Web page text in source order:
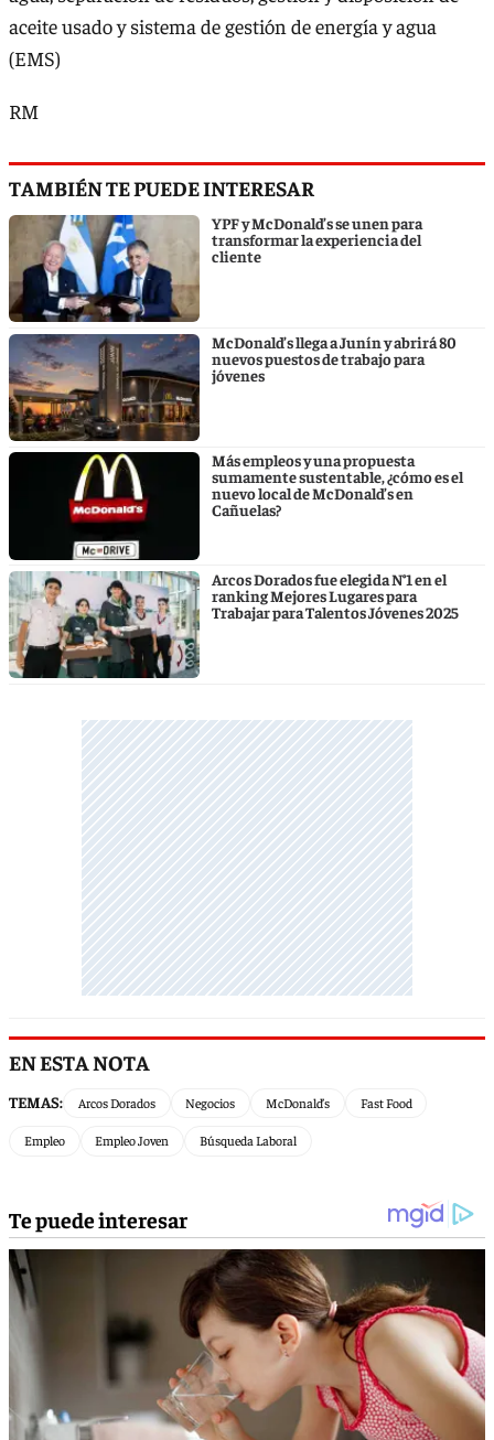
aceite usado y sistema de gestión de energía y agua
(EMS)
RM
TAMBIÉN TE PUEDE INTERESAR
YPF y McDonald’s se unen para
transformar la experiencia del
cliente
McDonald’s llega a Junín y abrirá 80
nuevos puestos de trabajo para
jóvenes
Más empleos y una propuesta
sumamente sustentable, ¿cómo es el
nuevo local de McDonald’s en
Cañuelas?
Arcos Dorados fue elegida N°1 en el
ranking Mejores Lugares para
Trabajar para Talentos Jóvenes 2025
EN ESTA NOTA
TEMAS: Arcos Dorados Negocios McDonald’s Fast Food
Empleo Empleo Joven Búsqueda Laboral